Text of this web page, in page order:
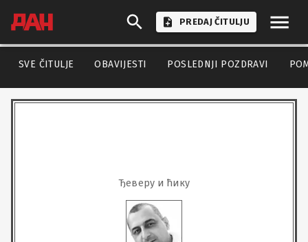
PREDAJ ČITULJU
SVE ČITULJE OBAVIJESTI POSLEDNJI POZDRAVI
Ђеверу и ћику